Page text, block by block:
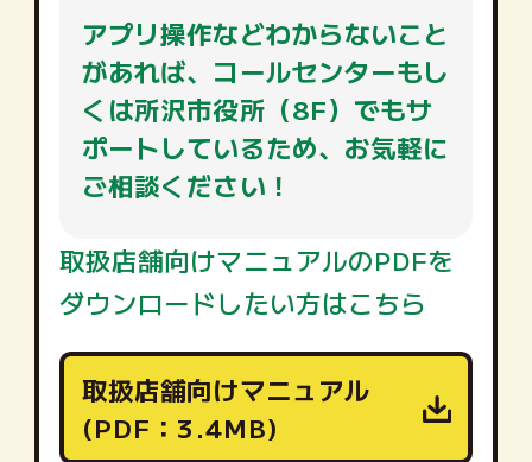
アプリ操作などわからないこと
があれば、コールセンターもし
くは所沢市役所（8F）でもサ
ポートしているため、お気軽に
ご相談ください！
取扱店舗向けマニュアルのPDFを
ダウンロードしたい方はこちら
取扱店舗向けマニュアル
(PDF：3.4MB)